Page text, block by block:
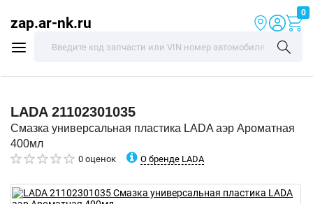
zap.ar-nk.ru
0
LADA 21102301035
Смазка универсальная пластика LADA аэр Ароматная
400мл
0 оценок О бренде LADA